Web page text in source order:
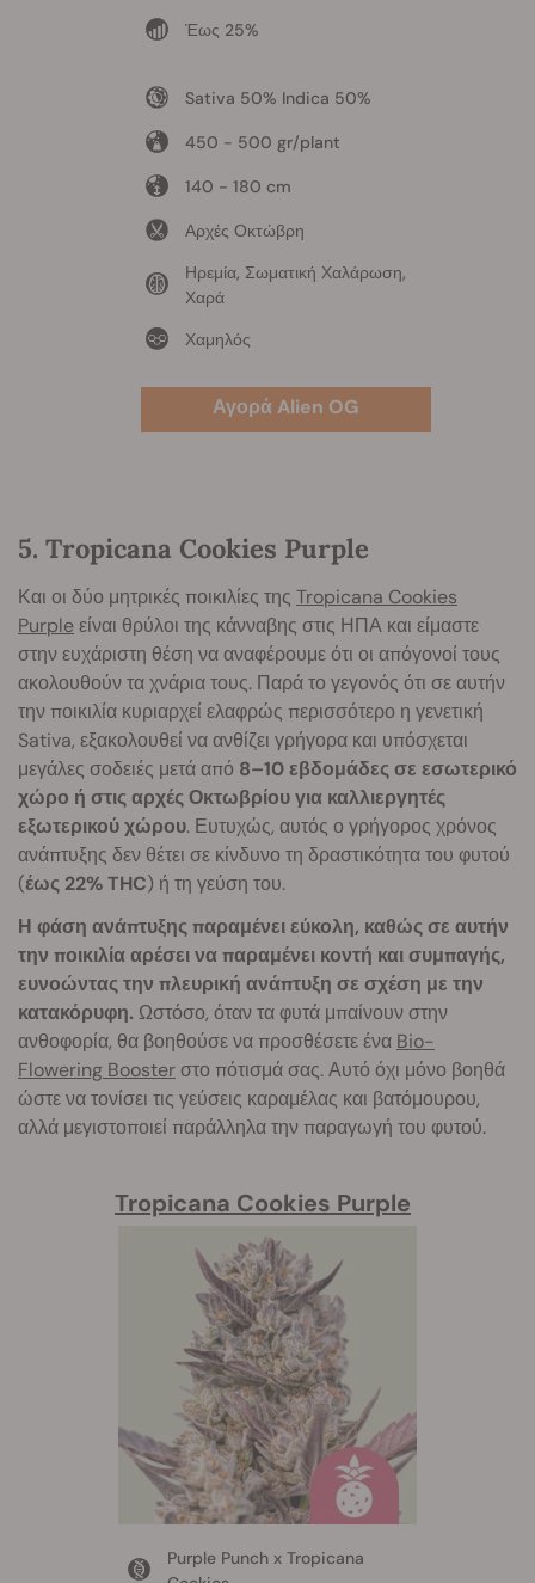
Έως 25%
Sativa 50% Indica 50%
450 - 500 gr/plant
140 - 180 cm
Αρχές Οκτώβρη
Ηρεμία, Σωματική Χαλάρωση,
Χαρά
Χαμηλός
Αγορά Alien OG
5. Tropicana Cookies Purple
Και οι δύο μητρικές ποικιλίες της Tropicana Cookies
Purpleείναι θρύλοι της κάνναβης στις ΗΠΑ και είμαστε
στην ευχάριστη θέση να αναφέρουμε ότι οι απόγονοί τους
ακολουθούν τα χνάρια τους. Παρά το γεγονός ότι σε αυτήν
την ποικιλία κυριαρχεί ελαφρώς περισσότερο η γενετική
Sativa, εξακολουθεί να ανθίζει γρήγορα και υπόσχεται
μεγάλες σοδειές μετά από 8–10 εβδομάδες σε εσωτερικό
χώρο ή στις αρχές Οκτωβρίου για καλλιεργητές
εξωτερικού χώρου. Ευτυχώς, αυτός ο γρήγορος χρόνος
ανάπτυξης δεν θέτει σε κίνδυνο τη δραστικότητα του φυτού
(έως 22% THC) ή τη γεύση του.
Η φάση ανάπτυξης παραμένει εύκολη, καθώς σε αυτήν
την ποικιλία αρέσει να παραμένει κοντή και συμπαγής,
ευνοώντας την πλευρική ανάπτυξη σε σχέση με την
κατακόρυφη. Ωστόσο, όταν τα φυτά μπαίνουν στην
ανθοφορία, θα βοηθούσε να προσθέσετε ένα Bio-
Flowering Boosterστο πότισμά σας. Αυτό όχι μόνο βοηθά
ώστε να τονίσει τις γεύσεις καραμέλας και βατόμουρου,
αλλά μεγιστοποιεί παράλληλα την παραγωγή του φυτού.
Tropicana Cookies Purple
Purple Punch x Tropicana